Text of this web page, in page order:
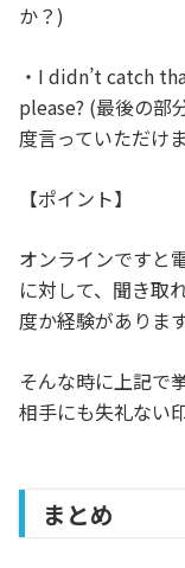
か？)
・I didn’t catch
please? (最後の部
度言っていただけ
【ポイント】
オンラインですと
に対して、聞き取
度か経験があります
そんな時に上記で
相手にも失礼ない
まとめ